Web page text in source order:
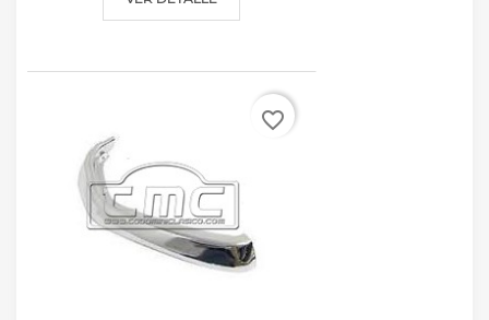
favorite_border